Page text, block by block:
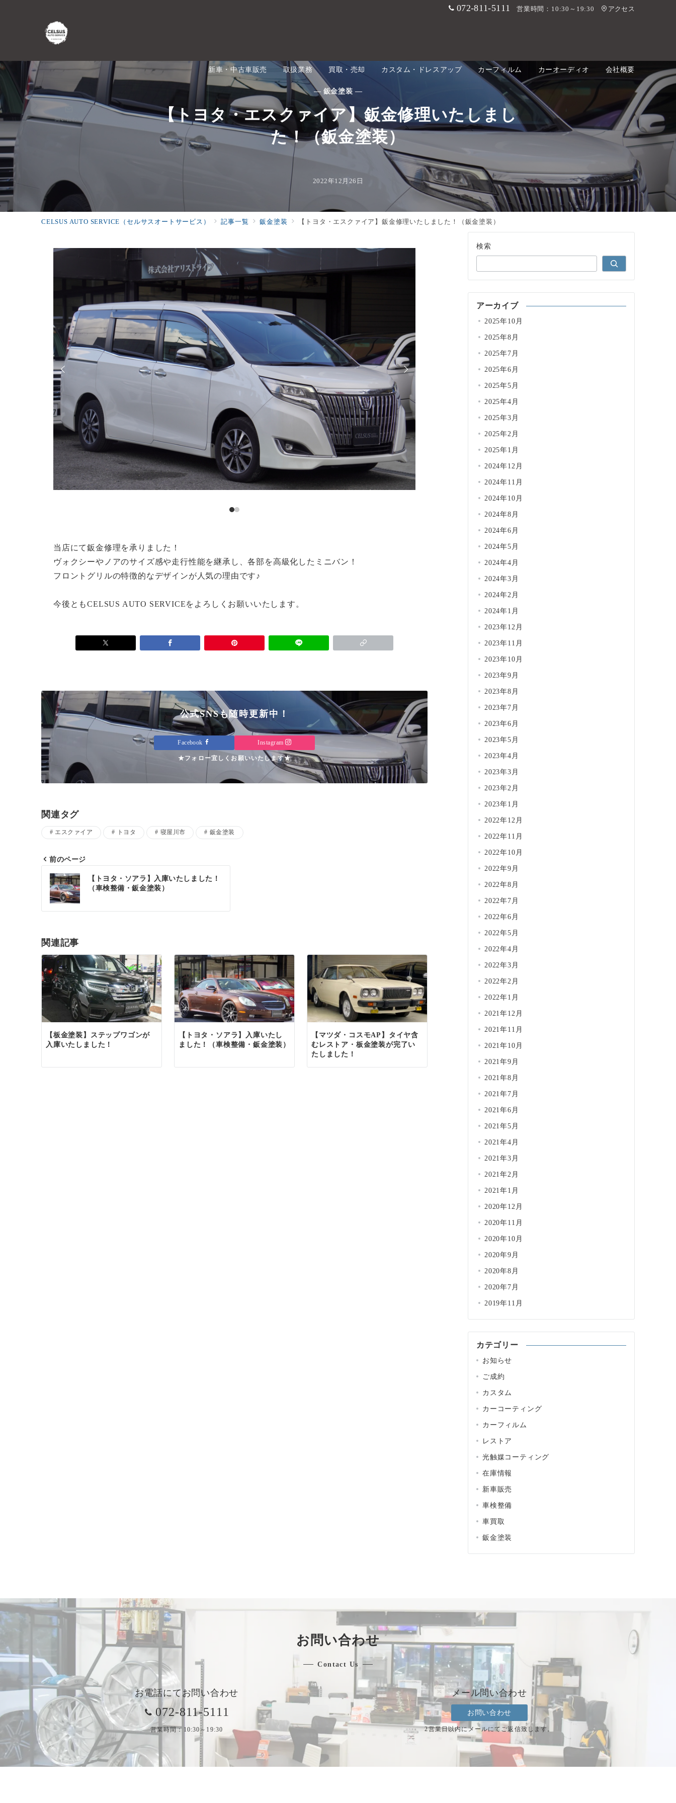
072-811-5111 営業時間：10:30～19:30 アクセス
新車・中古車販売 取扱業務 買取・売却 カスタム・ドレスアップ カーフィルム カーオーディオ 会社概要
問い合わせ
— 鈑金塗装 —
【トヨタ・エスクァイア】鈑金修理いたしまし
た！（鈑金塗装）
2022年12月26日
CELSUS AUTO SERVICE（セルサスオートサービス） 記事一覧 鈑金塗装 【トヨタ・エスクァイア】鈑金修理いたしました！（鈑金塗装）
当店にて鈑金修理を承りました！
ヴォクシーやノアのサイズ感や走行性能を継承し、各部を高級化したミニバン！
フロントグリルの特徴的なデザインが人気の理由です♪
今後ともCELSUS AUTO SERVICEをよろしくお願いいたします。
公式SNSも随時更新中！
Facebook Instagram
★フォロー宜しくお願いいたします★
関連タグ
エスクァイア トヨタ 寝屋川市 鈑金塗装
投
稿
ナ
ゲ
ー
シ
ョ
ン
前のページ
【トヨタ・ソアラ】入庫いたしました！
（車検整備・鈑金塗装）
関連記事
【板金塗装】ステップワゴンが
入庫いたしました！
【トヨタ・ソアラ】入庫いたし
ました！（車検整備・鈑金塗装）
【マツダ・コスモAP】タイヤ含
むレストア・板金塗装が完了い
たしました！
検索
アーカイブ
2025年10月
2025年8月
2025年7月
2025年6月
2025年5月
2025年4月
2025年3月
2025年2月
2025年1月
2024年12月
2024年11月
2024年10月
2024年8月
2024年6月
2024年5月
2024年4月
2024年3月
2024年2月
2024年1月
2023年12月
2023年11月
2023年10月
2023年9月
2023年8月
2023年7月
2023年6月
2023年5月
2023年4月
2023年3月
2023年2月
2023年1月
2022年12月
2022年11月
2022年10月
2022年9月
2022年8月
2022年7月
2022年6月
2022年5月
2022年4月
2022年3月
2022年2月
2022年1月
2021年12月
2021年11月
2021年10月
2021年9月
2021年8月
2021年7月
2021年6月
2021年5月
2021年4月
2021年3月
2021年2月
2021年1月
2020年12月
2020年11月
2020年10月
2020年9月
2020年8月
2020年7月
2019年11月
カテゴリー
お知らせ
ご成約
カスタム
カーコーティング
カーフィルム
レストア
光触媒コーティング
在庫情報
新車販売
車検整備
車買取
鈑金塗装
お問い合わせ
Contact Us
お電話にてお問い合わせ
072-811-5111
営業時間：10:30～19:30
メール問い合わせ
お問い合わせ
2営業日以内にメールにてご返信致します。